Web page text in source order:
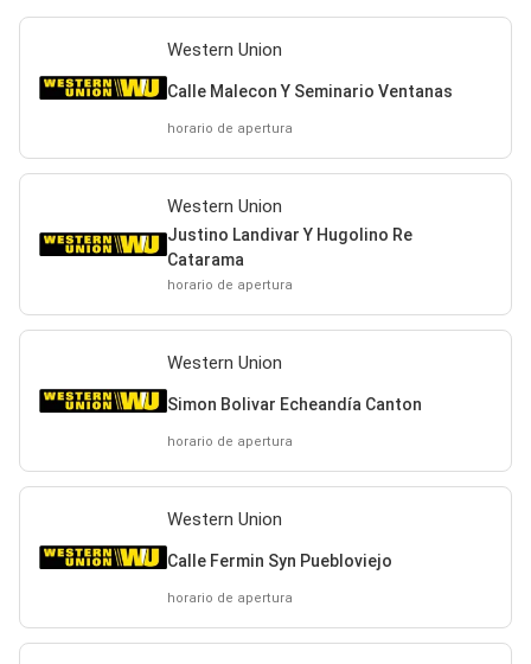
Western Union
Calle Malecon Y Seminario Ventanas
horario de apertura
Western Union
Justino Landivar Y Hugolino Re
Catarama
horario de apertura
Western Union
Simon Bolivar Echeandía Canton
horario de apertura
Western Union
Calle Fermin Syn Puebloviejo
horario de apertura